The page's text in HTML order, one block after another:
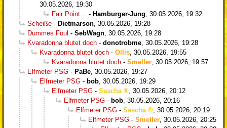
30.05.2026, 19:30
Fair Point…
- Hamburger-Jung 30.05.2026, 19:32
Scheiße - Dietmarson 30.05.2026, 19:28
Dummes Foul - SebWagn 30.05.2026, 19:28
Kvaradonna blutet doch - donotrobme 30.05.2026, 19:28
Kvaradonna blutet doch - Ollis 30.05.2026, 19:55
Kvaradonna blutet doch - Smeller 30.05.2026, 19:57
Elfmeter PSG - PaBe 30.05.2026, 19:27
Elfmeter PSG - bob 30.05.2026, 19:29
Elfmeter PSG - Sascha
30.05.2026, 20:12
Elfmeter PSG - bob 30.05.2026, 20:16
Elfmeter PSG - Sascha
30.05.2026, 20:19
Elfmeter PSG - Smeller 30.05.2026, 20:25